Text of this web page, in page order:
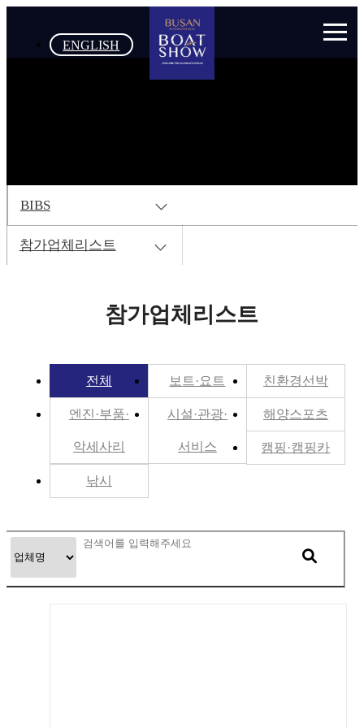
ENGLISH
BIBS
참가업체리스트
참가업체리스트
전체 보트·요트 친환경선박
엔진·부품·
악세사리
시설·관광·
서비스
해양스포츠
캠핑·캠핑카
낚시